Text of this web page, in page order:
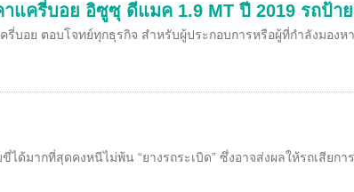
แครี่บอย อิซูซุ ดีแมค 1.9 MT ปี 2019 รถป้า
รี่บอย ตอบโจทย์ทุกธุรกิจ สำหรับผู้ประกอบการหรือผู้ที่กำลังมอง
มากที่สุดคงหนีไม่พ้น “ยางรถระเบิด” ซึ่งอาจส่งผลให้รถเสียกา